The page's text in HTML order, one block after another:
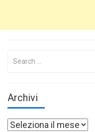
Search
Archivi
Archivi